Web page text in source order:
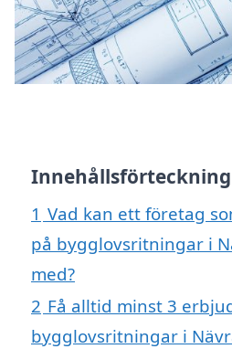
Innehållsförteckning
1 Vad kan ett företag
på bygglovsritningar i
med?
2 Få alltid minst 3
bygglovsritningar i